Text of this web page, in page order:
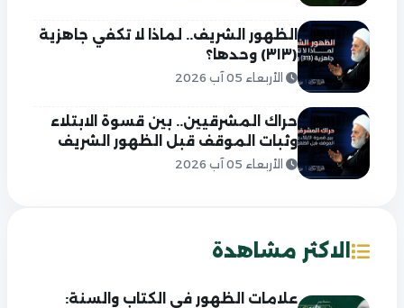
الظهور الشريف.. لماذا لا تكفي جاهزية
(٣١٣) وحدها؟
الأربعاء 05 آب 2026
حراك المشرقيين.. بين قسوة الابتلاء
وثبات الموقف قبل الظهور الشريف
الأربعاء 05 آب 2026
الاكثر مشاهدة
علامات الظهور في الكتاب والسنة: